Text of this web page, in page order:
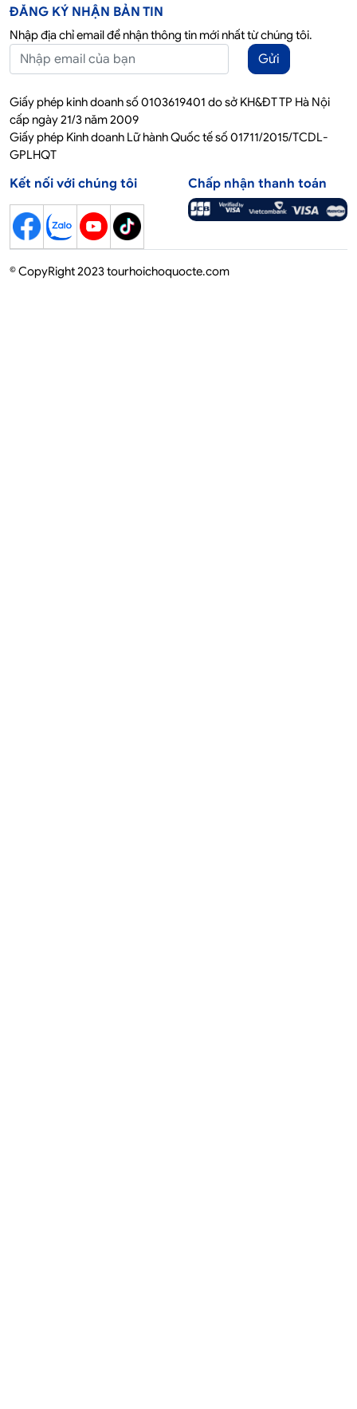
ĐĂNG KÝ NHẬN BẢN TIN
Nhập địa chỉ email để nhận thông tin mới nhất từ chúng tôi.
Gửi
Giấy phép kinh doanh số 0103619401 do sở KH&ĐT TP Hà Nội
cấp ngày 21/3 năm 2009
Giấy phép Kinh doanh Lữ hành Quốc tế số 01711/2015/TCDL-
GPLHQT
Kết nối với chúng tôi Chấp nhận thanh toán
© CopyRight 2023 tourhoichoquocte.com